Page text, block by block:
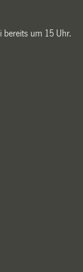
bereits um 15 Uhr.